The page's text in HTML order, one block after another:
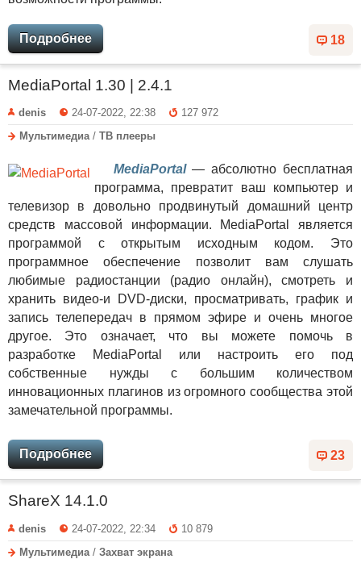
18
Подробнее
MediaPortal 1.30 | 2.4.1
denis 24-07-2022, 22:38
127 972
Мультимедиа/ ТВ плееры
MediaPortal— абсолютно бесплатная
программа, превратит ваш компьютер и
телевизор в довольно продвинутый домашний центр
средств массовой информации. MediaPortal является
программой с открытым исходным кодом. Это
программное обеспечение позволит вам слушать
любимые радиостанции (радио онлайн), смотреть и
хранить видео-и DVD-диски, просматривать, график и
запись телепередач в прямом эфире и очень многое
другое. Это означает, что вы можете помочь в
разработке MediaPortal или настроить его под
собственные нужды с большим количеством
инновационных плагинов из огромного сообщества этой
замечательной программы.
23
Подробнее
ShareX 14.1.0
denis 24-07-2022, 22:34
10 879
Мультимедиа / Захват экрана